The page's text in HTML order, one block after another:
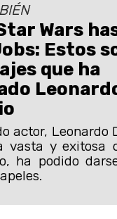
Wars
Estos
que ha
actor, Leonardo
vasta y exitosa
ha podido